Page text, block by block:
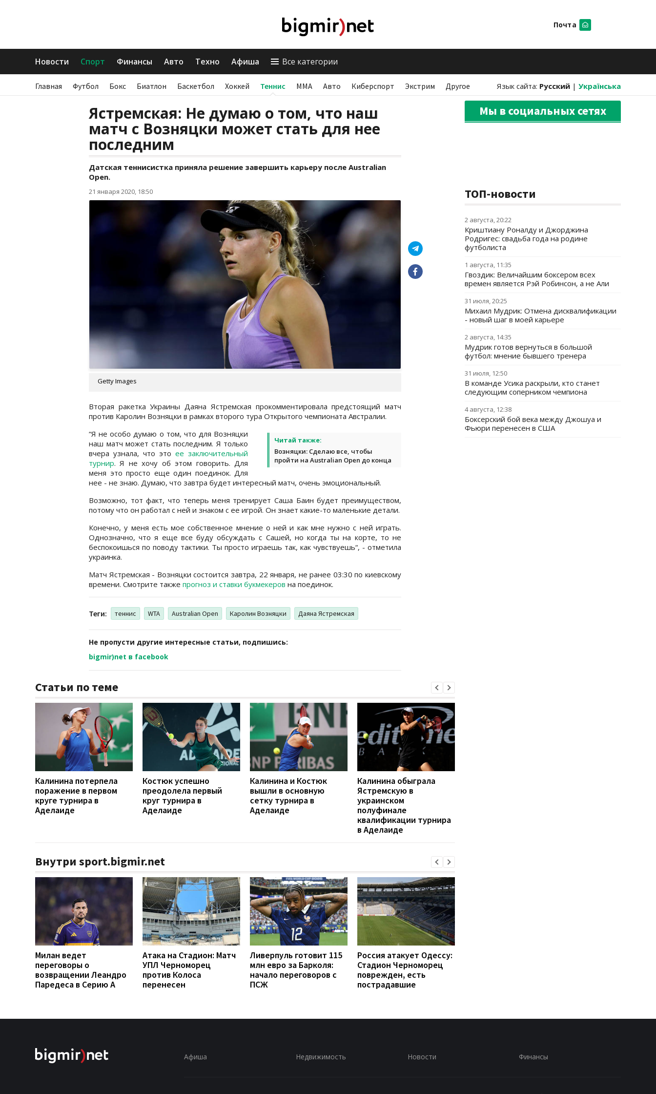
Почта
Новости Спорт Финансы Авто Техно Афиша Все категории
Главная Футбол Бокс Биатлон Баскетбол Хоккей Теннис ММА Авто Киберспорт Экстрим Другое Язык сайта: Русский | Українська
Ястремская: Не думаю о том, что наш
матч с Возняцки может стать для нее
последним
Датская теннисистка приняла решение завершить карьеру после Australian
Open.
21 января 2020, 18:50
Getty Images
Вторая ракетка Украины Даяна Ястремская прокомментировала предстоящий матч
против Каролин Возняцки в рамках второго тура Открытого чемпионата Австралии.
Читай также:
Возняцки: Сделаю все, чтобы
пройти на Australian Open до конца
“Я не особо думаю о том, что для Возняцки
наш матч может стать последним. Я только
вчера узнала, что это ее заключительный
турнир. Я не хочу об этом говорить. Для
меня это просто еще один поединок. Для
нее - не знаю. Думаю, что завтра будет интересный матч, очень эмоциональный.
Возможно, тот факт, что теперь меня тренирует Саша Баин будет преимуществом,
потому что он работал с ней и знаком с ее игрой. Он знает какие-то маленькие детали.
Конечно, у меня есть мое собственное мнение о ней и как мне нужно с ней играть.
Однозначно, что я еще все буду обсуждать с Сашей, но когда ты на корте, то не
беспокоишься по поводу тактики. Ты просто играешь так, как чувствуешь“, - отметила
украинка.
Матч Ястремская - Возняцки состоится завтра, 22 января, не ранее 03:30 по киевскому
времени. Смотрите также прогноз и ставки букмекеров на поединок.
Теги: теннис WTA Australian Open Каролин Возняцки Даяна Ястремская
Не пропусти другие интересные статьи, подпишись:
bigmir)net в facebook
Статьи по теме
Калинина потерпела
поражение в первом
круге турнира в
Аделаиде
Костюк успешно
преодолела первый
круг турнира в
Аделаиде
Калинина и Костюк
вышли в основную
сетку турнира в
Аделаиде
Калинина обыграла
Ястремскую в
украинском
полуфинале
квалификации турнира
в Аделаиде
Внутри sport.bigmir.net
Милан ведет
переговоры о
возвращении Леандро
Паредеса в Серию А
Атака на Стадион: Матч
УПЛ Черноморец
против Колоса
перенесен
Ливерпуль готовит 115
млн евро за Барколя:
начало переговоров с
ПСЖ
Россия атакует Одессу:
Стадион Черноморец
поврежден, есть
пострадавшие
Мы в социальных сетях
ТОП-новости
2 августа, 20:22
Криштиану Роналду и Джорджина
Родригес: свадьба года на родине
футболиста
1 августа, 11:35
Гвоздик: Величайшим боксером всех
времен является Рэй Робинсон, а не Али
31 июля, 20:25
Михаил Мудрик: Отмена дисквалификации
- новый шаг в моей карьере
2 августа, 14:35
Мудрик готов вернуться в большой
футбол: мнение бывшего тренера
31 июля, 12:50
В команде Усика раскрыли, кто станет
следующим соперником чемпиона
4 августа, 12:38
Боксерский бой века между Джошуа и
Фьюри перенесен в США
Афиша Недвижимость Новости Финансы